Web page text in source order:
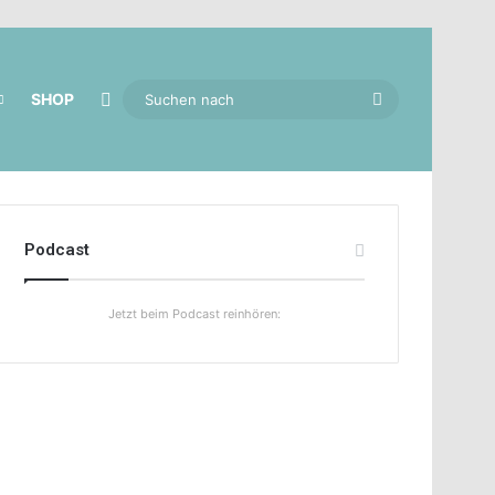
SHOP Skin umschalten
Podcast
Jetzt beim Podcast reinhören: